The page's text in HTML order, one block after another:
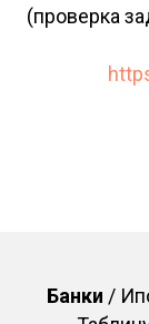
(проверка
Банки /